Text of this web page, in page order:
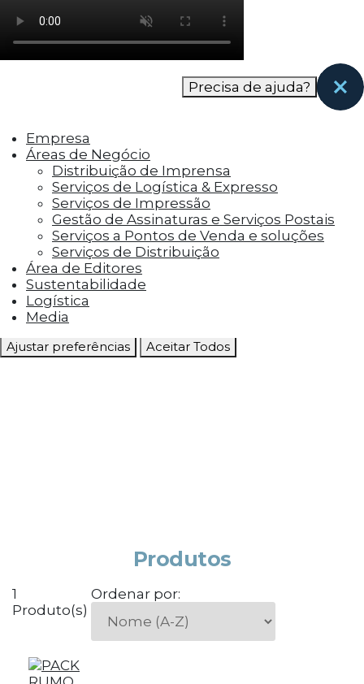
como os visitantes interagem com o site. Esses
cookies ajudam a fornecer informações sobre
as métricas do número de visitantes, taxa de
rejeição, origem do tráfego, etc.
funcionalidades, como compartilhar o
conteúdo do site em plataformas de social
media, coletar feedbacks e outros recursos de
terceiros.
Cookies Marketing
Os cookies de marketing são usados para
entregar aos visitantes anúncios
personalizados com base nas páginas que eles
visitaram antes e analisar a eficácia da
campanha publicitária.
Ajustar preferências Aceitar Todos
Precisa de ajuda?
Empresa
Áreas de Negócio
Distribuição de Imprensa
Serviços de Logística & Expresso
Serviços de Impressão
Gestão de Assinaturas e Serviços Postais
Serviços a Pontos de Venda e soluções
Serviços de Distribuição
Área de Editores
Sustentabilidade
Logística
Media
Produtos
1
Produto(s)
Ordenar por: